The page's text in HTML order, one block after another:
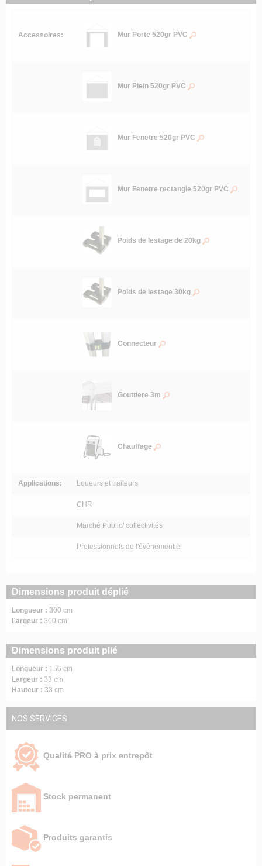
Accessoires: Mur Porte 520gr PVC
Mur Plein 520gr PVC
Mur Fenetre 520gr PVC
Mur Fenetre rectangle 520gr PVC
Poids de lestage de 20kg
Poids de lestage 30kg
Connecteur
Gouttiere 3m
Chauffage
Applications: Loueurs et traiteurs
CHR
Marché Public/ collectivités
Professionnels de l'évènementiel
Dimensions produit déplié
Longueur : 300 cm
Largeur : 300 cm
Dimensions produit plié
Longueur : 156 cm
Largeur : 33 cm
Hauteur : 33 cm
NOS SERVICES
Qualité PRO à prix entrepôt
Stock permanent
Produits garantis